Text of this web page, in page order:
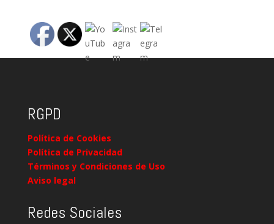
RGPD
Política de Cookies
Política de Privacidad
Términos y Condiciones de Uso
Aviso legal
Redes Sociales